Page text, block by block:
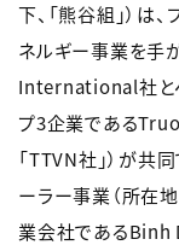
下、「熊谷組」）は
ネルギー事業を手
International社と
プ3企業である
「TTVN社」）が共
ーラー事業（所在
業会社である